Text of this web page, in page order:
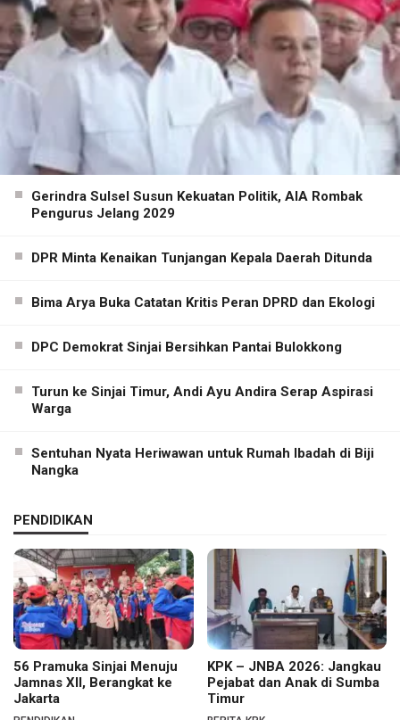
Gerindra Sulsel Susun Kekuatan Politik, AIA Rombak
Pengurus Jelang 2029
DPR Minta Kenaikan Tunjangan Kepala Daerah Ditunda
Bima Arya Buka Catatan Kritis Peran DPRD dan Ekologi
DPC Demokrat Sinjai Bersihkan Pantai Bulokkong
Turun ke Sinjai Timur, Andi Ayu Andira Serap Aspirasi
Warga
Sentuhan Nyata Heriwawan untuk Rumah Ibadah di Biji
Nangka
PENDIDIKAN
56 Pramuka Sinjai Menuju
Jamnas XII, Berangkat ke
Jakarta
KPK – JNBA 2026: Jangkau
Pejabat dan Anak di Sumba
Timur